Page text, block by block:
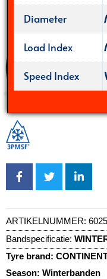
Diameter
Load Index
Speed Index
ARTIKELNUMMER:
Bandspecificatie:
Tyre brand:
Season: Winterbanden